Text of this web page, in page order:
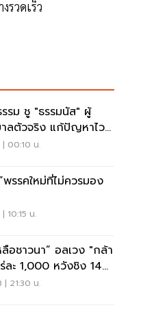
รวดเร็ว
รม ชู "ธรรมนัส" ผู้
ลตัวจริง แก้ปัญหาไว
| 00:10 น.
พรรคใหม่ที่ไม่ควรมอง
10:15 น.
ลือชาวนา” อลเวง "กล้า
ละ 1,000 หวังชิง 14
| 21:30 น.